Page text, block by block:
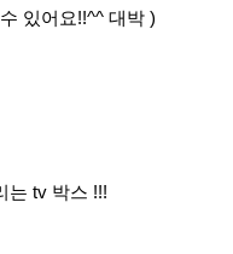
있어요!!^^ 대박 )
는 tv 박스 !!!